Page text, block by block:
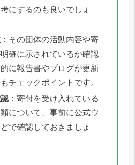
にするのも良いでしょ
：その団体の活動内容や寄
確に示されているか確認
に報告書やブログが更新
チェックポイントです。
：寄付を受け入れている
について、事前に公式ウ
で確認しておきましょ